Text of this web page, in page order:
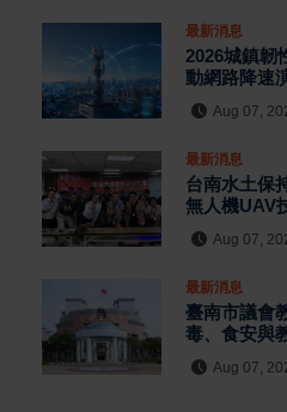
最新消息
2026城鎮
動網路降速
Aug 07,
最新消息
台南水土保
無人機UAV
Aug 07,
最新消息
臺南市議會
毒、食安與
至千元
Aug 07,